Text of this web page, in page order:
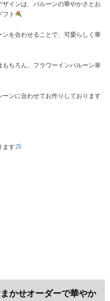
インは、バルーンの華やかさとお
ト
を合わせることで、可愛らしく華
ちろん、フラワーインバルーン単
ンに合わせてお作りしております
ます
かせオーダーで華やか